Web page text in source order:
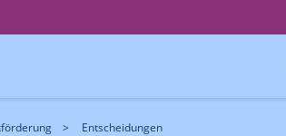
Entscheidungen